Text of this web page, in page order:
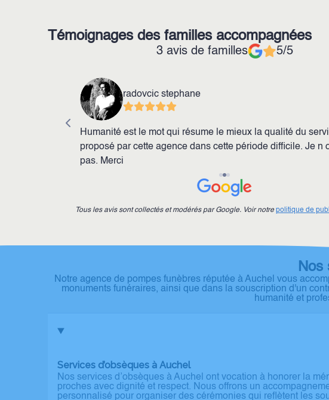
Témoignages des familles accompagnées
3 avis de familles 5/5
radovcic stephane
Humanité est le mot qui résume le mieux la qualité du
proposé par cette agence dans cette période difficile. Je n
pas. Merci
Tous les avis sont collectés et modérés par Google. Voir notre politique de
Nos
Notre agence de pompes funèbres réputée à Auchel vous
monuments funéraires, ainsi que dans la souscription d'un
humanité et
Services d’obsèques à Auchel
Nos services d’obsèques à Auchel ont vocation à honorer la
proches avec dignité et respect. Nous offrons un
personnalisé pour organiser des cérémonies qui reflètent les